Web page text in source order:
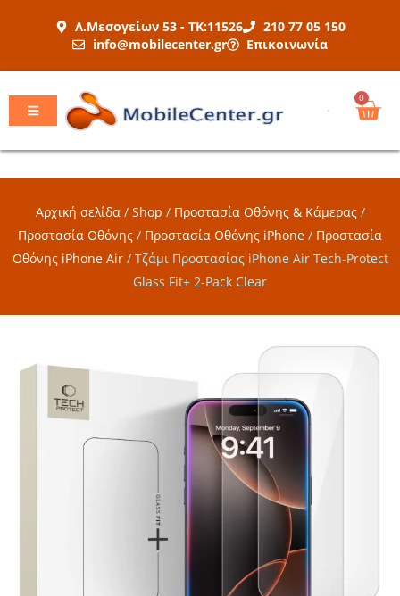
Λ.Μεσογείων 53 - ΤΚ:11526
210 77 05 150
info@mobilecenter.gr
Επικοινωνία
0
Αρχική σελίδα / Shop / Προστασία Οθόνης & Κάμερας/
Προστασία Οθόνης / Προστασία Οθόνης iPhone / Προστασία
Οθόνης iPhone Air/ Τζάμι Προστασίας iPhone Air Tech-Protect
Glass Fit+ 2-Pack Clear